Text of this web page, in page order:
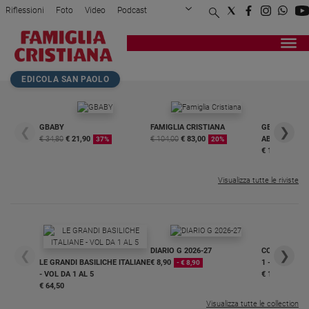
Attualità
Italia
Cronaca
Mondo
Economia
Interviste
Papa
Riflessioni Foto Video Podcast
Privacy Policy Chi siamo
Registrati Redazione
Home page>Attualità>Il Papa sui migranti: «A...
EDICOLA SAN PAOLO
❮
GBABY
€ 34,80 € 21,90 37%
FAMIGLIA CRISTIANA
€ 104,00 € 83,00 20%
GBABY
€ 16,99
❯
Visualizza tutte le riviste
❮
LE GRANDI BASILICHE ITALIANE
- VOL DA 1 AL 5
€ 64,50
DIARIO G 2026-27
€ 8,90
- € 8,90
COLLANA
1 - 2
€ 18,50
❯
Visualizza tutte le collection